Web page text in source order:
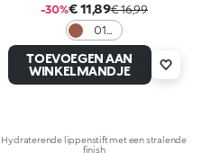
-30%€ 11,89€ 16,99
01
Fluffy
Flush
TOEVOEGEN AAN
WINKELMANDJE
Hydraterende lippenstift met een stralende
finish